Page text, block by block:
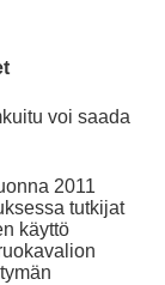
voi saada
2011
tutkijat
käyttö